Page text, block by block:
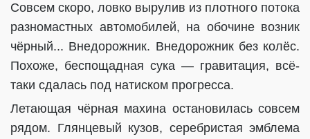
Совсем скоро, ловко вырулив из плотного потока
разномастных автомобилей, на обочине возник
чёрный... Внедорожник. Внедорожник без колёс.
Похоже, беспощадная сука — гравитация, всё-
таки сдалась под натиском прогресса.
Летающая чёрная махина остановилась совсем
рядом. Глянцевый кузов, серебристая эмблема